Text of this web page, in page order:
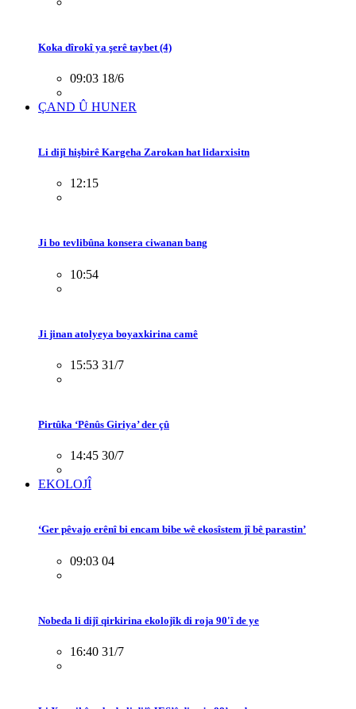
Koka dîrokî ya şerê taybet (4)
09:03 18/6
ÇAND Û HUNER
Li dijî hişbirê Kargeha Zarokan hat lidarxisitn
12:15
Ji bo tevlibûna konsera ciwanan bang
10:54
Ji jinan atolyeya boyaxkirina camê
15:53 31/7
Pirtûka ‘Pênûs Giriya’ der çû
14:45 30/7
EKOLOJÎ
‘Ger pêvajo erênî bi encam bibe wê ekosîstem jî bê parastin’
09:03 04
Nobeda li dijî qirkirina ekolojîk di roja 90'î de ye
16:40 31/7